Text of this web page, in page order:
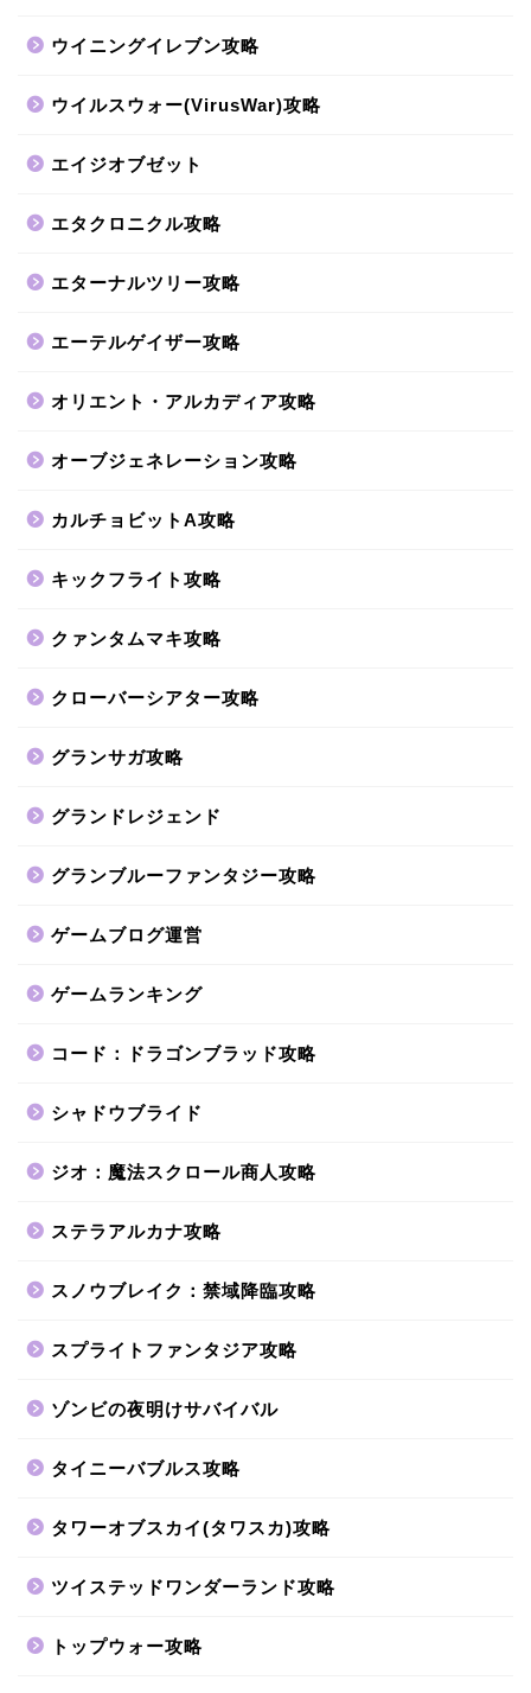
ウイニングイレブン攻略
ウイルスウォー(VirusWar)攻略
エイジオブゼット
エタクロニクル攻略
エターナルツリー攻略
エーテルゲイザー攻略
オリエント・アルカディア攻略
オーブジェネレーション攻略
カルチョビットA攻略
キックフライト攻略
クァンタムマキ攻略
クローバーシアター攻略
グランサガ攻略
グランドレジェンド
グランブルーファンタジー攻略
ゲームブログ運営
ゲームランキング
コード：ドラゴンブラッド攻略
シャドウブライド
ジオ：魔法スクロール商人攻略
ステラアルカナ攻略
スノウブレイク：禁域降臨攻略
スプライトファンタジア攻略
ゾンビの夜明けサバイバル
タイニーバブルス攻略
タワーオブスカイ(タワスカ)攻略
ツイステッドワンダーランド攻略
トップウォー攻略